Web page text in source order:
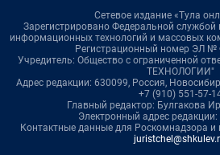
Сетевое издание «Тула
Зарегистрировано Федеральной службой
информационных технологий и массовых
Регистрационный номер ЭЛ
Учредитель: Общество с ограниченной
ТЕХНОЛОГИИ"
Адрес редакции: 630099, Россия,
+7 (910) 551-57-
Главный редактор: Булгакова
Электронный адрес редакции:
Контактные данные для Роскомнадзора и